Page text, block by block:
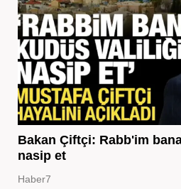
Bakan Çiftçi: Rabb'im
nasip et
Haber7